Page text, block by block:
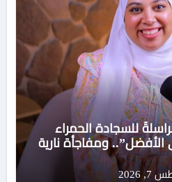
للسجادة الحمراء
ومفاجأة نارية
2026